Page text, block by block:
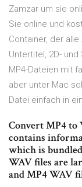
Zamzar um sie
Sie online und
Container, der
Untertitel, 2D-
MP4-Dateien mit
aber unter Mac
Datei einfach in
Convert MP4 to
contains
which is
WAV files are
and MP4 WAV